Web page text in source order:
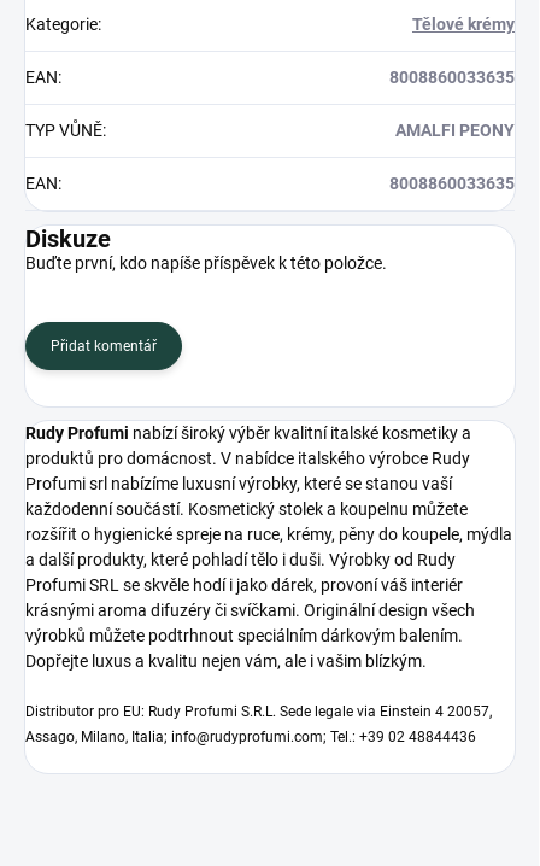
Kategorie: Tělové krémy
EAN: 8008860033635
TYP VŮNĚ: AMALFI PEONY
EAN: 8008860033635
Diskuze
Buďte první, kdo napíše příspěvek k této položce.
Přidat komentář
Rudy Profumi nabízí široký výběr kvalitní italské kosmetiky a
produktů pro domácnost. V nabídce italského výrobce Rudy
Profumi srl nabízíme luxusní výrobky, které se stanou vaší
každodenní součástí. Kosmetický stolek a koupelnu můžete
rozšířit o hygienické spreje na ruce, krémy, pěny do koupele, mýdla
a další produkty, které pohladí tělo i duši. Výrobky od Rudy
Profumi SRL se skvěle hodí i jako dárek, provoní váš interiér
krásnými aroma difuzéry či svíčkami. Originální design všech
výrobků můžete podtrhnout speciálním dárkovým balením.
Dopřejte luxus a kvalitu nejen vám, ale i vašim blízkým.
Distributor pro EU: Rudy Profumi S.R.L. Sede legale via Einstein 4 20057,
Assago, Milano, Italia; info@rudyprofumi.com; Tel.: +39 02 48844436